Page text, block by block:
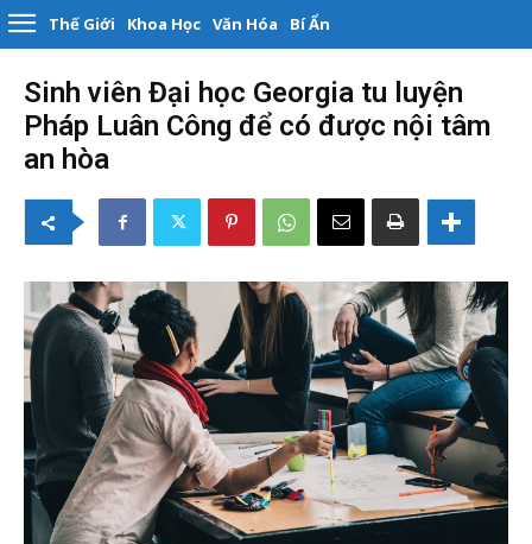
Thế Giới Khoa Học Văn Hóa Bí Ẩn
Sinh viên Đại học Georgia tu luyện
Pháp Luân Công để có được nội tâm
an hòa